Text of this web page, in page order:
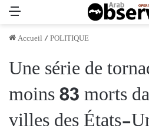
Accueil /POLITIQUE
Une série de
moins 83 morts
villes des États-